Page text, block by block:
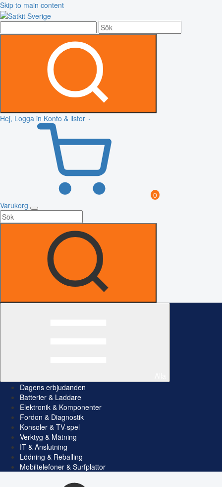
Skip to main content
Hej, Logga in Konto & listor
0
Varukorg
Dagens erbjudanden
Batterier & Laddare
Elektronik & Komponenter
Fordon & Diagnostik
Konsoler & TV-spel
Verktyg & Mätning
IT & Anslutning
Lödning & Reballing
Mobiltelefoner & Surfplattor